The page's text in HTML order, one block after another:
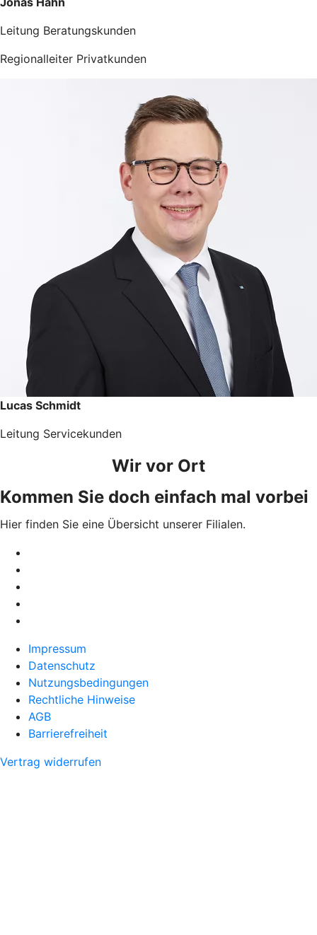
Leitung Beratungskunden
Regionalleiter Privatkunden
Lucas Schmidt
Leitung Servicekunden
Wir vor Ort
Kommen Sie doch einfach mal vorbei
Hier finden Sie eine Übersicht unserer Filialen.
Impressum
Datenschutz
Nutzungsbedingungen
Rechtliche Hinweise
AGB
Barrierefreiheit
Vertrag widerrufen